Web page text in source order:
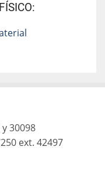
30098
ext. 42497